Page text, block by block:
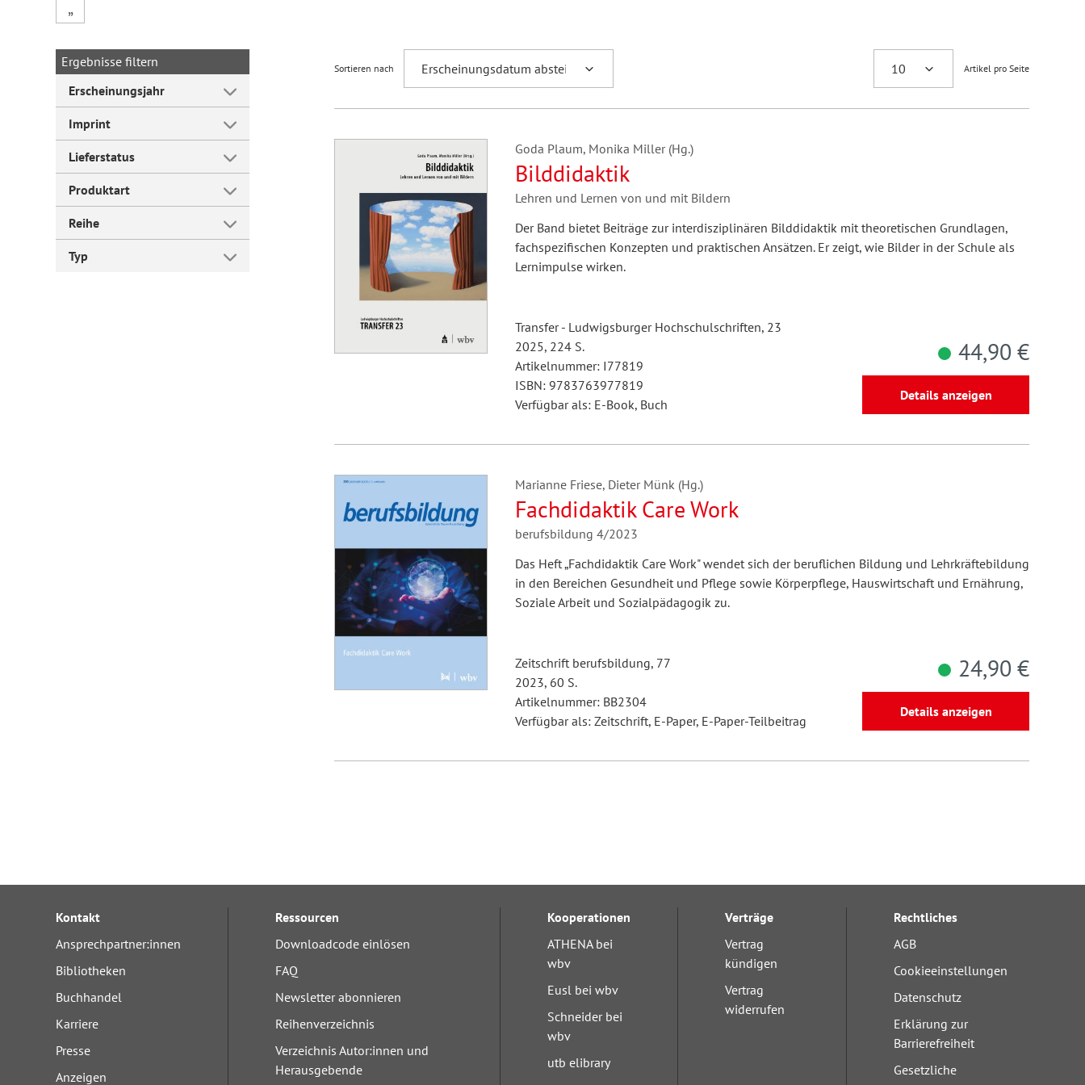
Forum Arbeitslehre
„
Ergebnisse filtern
Erscheinungsjahr
Imprint
Lieferstatus
Produktart
Reihe
Typ
Sortieren nach Artikel pro Seite
Goda Plaum, Monika Miller (Hg.)
Bilddidaktik
Lehren und Lernen von und mit Bildern
Der Band bietet Beiträge zur interdisziplinären Bilddidaktik mit theoretischen Grundlagen,
fachspezifischen Konzepten und praktischen Ansätzen. Er zeigt, wie Bilder in der Schule als
Lernimpulse wirken.
Transfer - Ludwigsburger Hochschulschriften, 23
2025, 224 S.
Artikelnummer: I77819
ISBN: 9783763977819
Verfügbar als: E-Book, Buch
44,90 €
Details anzeigen
Marianne Friese, Dieter Münk (Hg.)
Fachdidaktik Care Work
berufsbildung 4/2023
Das Heft „Fachdidaktik Care Work" wendet sich der beruflichen Bildung und Lehrkräftebildung
in den Bereichen Gesundheit und Pflege sowie Körperpflege, Hauswirtschaft und Ernährung,
Soziale Arbeit und Sozialpädagogik zu.
Zeitschrift berufsbildung, 77
2023, 60 S.
Artikelnummer: BB2304
Verfügbar als: Zeitschrift, E-Paper, E-Paper-Teilbeitrag
24,90 €
Details anzeigen
Kontakt
Ansprechpartner:innen
Bibliotheken
Buchhandel
Karriere
Presse
Anzeigen
Ressourcen
Downloadcode einlösen
FAQ
Newsletter abonnieren
Reihenverzeichnis
Verzeichnis Autor:innen und
Herausgebende
Kooperationen
ATHENA bei
wbv
Eusl bei wbv
Schneider bei
wbv
utb elibrary
Verträge
Vertrag
kündigen
Vertrag
widerrufen
Rechtliches
AGB
Cookieeinstellungen
Datenschutz
Erklärung zur
Barrierefreiheit
Gesetzliche